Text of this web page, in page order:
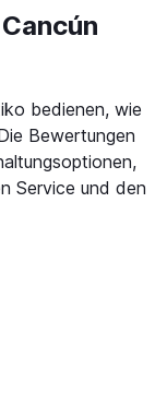
bedienen, wie
Bewertungen
Service und den